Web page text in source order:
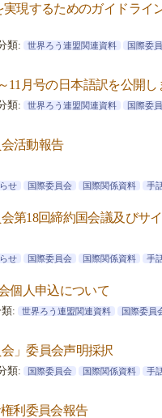
現するためのガイドライ
類: 世界ろう連盟関連資料 国際委
11月号の日本語訳を公開し
類: 世界ろう連盟関連資料 国際委
活動報告
せ 国際委員会 国際関係資料 手
第18回締約国会議及びサ
せ 国際委員会 国際関係資料 手
個人申込について
: 世界ろう連盟関連資料 国際委員
」委員会声明採択
類: 国際委員会 国際関係資料 手
利委員会報告